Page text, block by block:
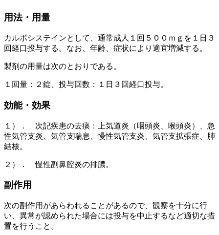
用法・用量
カルボシステインとして、通常成人１回５００ｍｇを１日３
回経口投与する。なお、年齢、症状により適宜増減する。
製剤の用量は次のとおりである。
１回量：２錠、投与回数：１日３回経口投与。
効能・効果
１）． 次記疾患の去痰：上気道炎（咽頭炎、喉頭炎）、急
性気管支炎、気管支喘息、慢性気管支炎、気管支拡張症、肺
結核。
２）． 慢性副鼻腔炎の排膿。
副作用
次の副作用があらわれることがあるので、観察を十分に行
い、異常が認められた場合には投与を中止するなど適切な措
置を行うこと。